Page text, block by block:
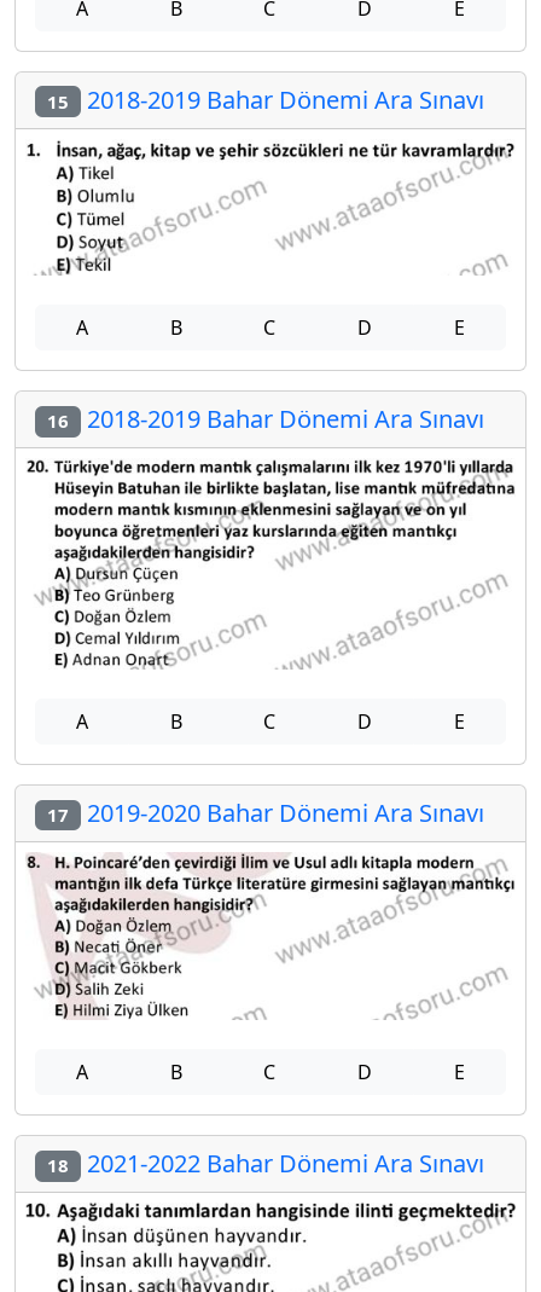
A B C D E
15 2018-2019 Bahar Dönemi Ara Sınavı
A B C D E
16 2018-2019 Bahar Dönemi Ara Sınavı
A B C D E
17 2019-2020 Bahar Dönemi Ara Sınavı
A B C D E
18 2021-2022 Bahar Dönemi Ara Sınavı